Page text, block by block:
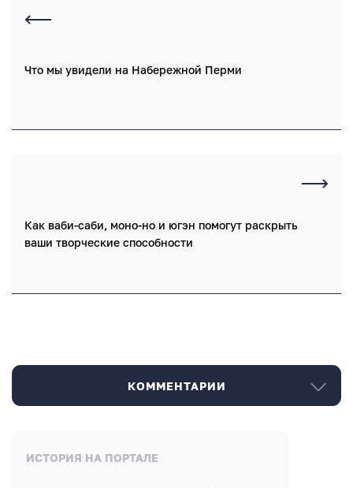
Что мы увидели на Набережной Перми
Как ваби-саби, моно-но и югэн помогут раскрыть
ваши творческие способности
КОММЕНТАРИИ
ИСТОРИЯ НА ПОРТАЛЕ